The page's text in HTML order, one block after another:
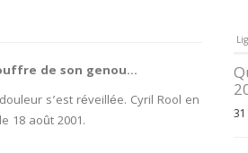
de son genou…
s’est réveillée. Cyril Rool en
18 août 2001.